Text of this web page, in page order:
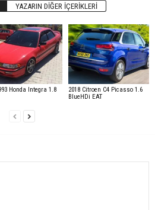
YAZARIN DIĞER İÇERIKLERI
Honda Integra 1.8
2018 Citroen C4 Picasso 1.6
BlueHDi EAT